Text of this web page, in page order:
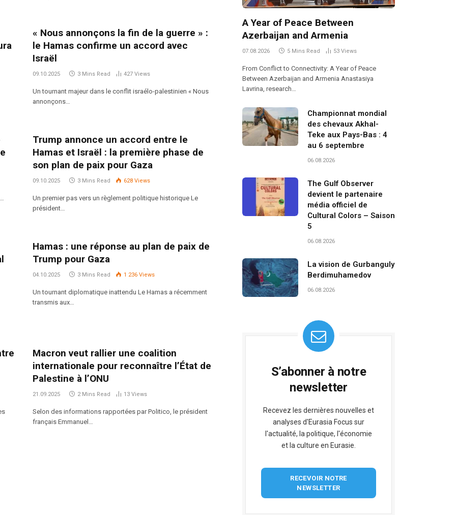
« Nous annonçons la fin de la guerre » :
le Hamas confirme un accord avec
Israël
09.10.2025 3 Mins Read 427 Views
Un tournant majeur dans le conflit israélo-palestinien « Nous
annonçons…
Trump annonce un accord entre le
Hamas et Israël : la première phase de
son plan de paix pour Gaza
09.10.2025 3 Mins Read 628 Views
Un premier pas vers un règlement politique historique Le
président…
Hamas : une réponse au plan de paix de
Trump pour Gaza
04.10.2025 3 Mins Read 1 236 Views
Un tournant diplomatique inattendu Le Hamas a récemment
transmis aux…
Macron veut rallier une coalition
internationale pour reconnaître l’État de
Palestine à l’ONU
21.09.2025 2 Mins Read 13 Views
Selon des informations rapportées par Politico, le président
français Emmanuel…
A Year of Peace Between
Azerbaijan and Armenia
07.08.2026 5 Mins Read 53 Views
From Conflict to Connectivity: A Year of Peace
Between Azerbaijan and Armenia Anastasiya
Lavrina, research…
Championnat mondial
des chevaux Akhal-
Teke aux Pays-Bas : 4
au 6 septembre
06.08.2026
The Gulf Observer
devient le partenaire
média officiel de
Cultural Colors – Saison
5
06.08.2026
La vision de Gurbanguly
Berdimuhamedov
06.08.2026
S’abonner à notre
newsletter
Recevez les dernières nouvelles et
analyses d'Eurasia Focus sur
l'actualité, la politique, l'économie
et la culture en Eurasie.
RECEVOIR NOTRE
NEWSLETTER